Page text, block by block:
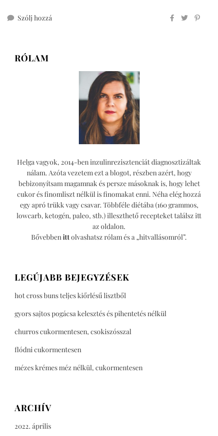
Szólj hozzá
RÓLAM
Helga vagyok, 2014-ben inzulinrezisztenciát diagnosztizáltak
nálam. Azóta vezetem ezt a blogot, részben azért, hogy
bebizonyítsam magamnak és persze másoknak is, hogy lehet
cukor és finomliszt nélkül is finomakat enni. Néha elég hozzá
egy apró trükk vagy csavar. Többféle diétába (160 grammos,
lowcarb, ketogén, paleo, stb.) illeszthető recepteket találsz itt
az oldalon.
Bővebben ittolvashatsz rólam és a „hitvallásomról”.
LEGÚJABB BEJEGYZÉSEK
hot cross buns teljes kiőrlésű lisztből
gyors sajtos pogácsa kelesztés és pihentetés nélkül
churros cukormentesen, csokiszósszal
flódni cukormentesen
mézes krémes méz nélkül, cukormentesen
ARCHÍV
2022. április